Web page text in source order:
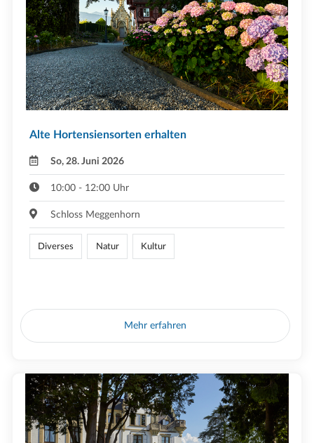
Alte Hortensiensorten erhalten
So, 28. Juni 2026
10:00 - 12:00 Uhr
Schloss Meggenhorn
Diverses Natur Kultur
Mehr erfahren